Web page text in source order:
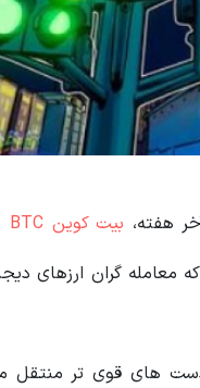
بیت کوین BTC
گران ارزهای